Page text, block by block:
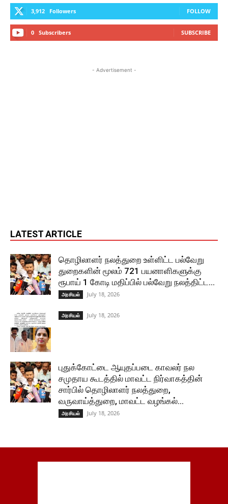
3,912 Followers FOLLOW
0 Subscribers SUBSCRIBE
- Advertisement -
LATEST ARTICLE
தொழிலாளர் நலத்துறை உள்ளிட்ட பல்வேறு
துறைகளின் மூலம் 721 பயனாளிகளுக்கு
ரூபாய் 1 கோடி மதிப்பில் பல்வேறு நலத்திட்ட...
அரசியல் July 18, 2026
அரசியல் July 18, 2026
புதுக்கோட்டை ஆயுதப்படை காவலர் நல
சமுதாய கூடத்தில் மாவட்ட நிர்வாகத்தின்
சார்பில் தொழிலாளர் நலத்துறை,
வருவாய்த்துறை, மாவட்ட வழங்கல்...
அரசியல் July 18, 2026